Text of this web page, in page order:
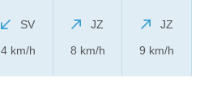
SV
4 km/h
JZ
8 km/h
JZ
9 km/h